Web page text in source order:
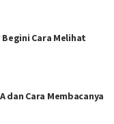
Cara Melihat
dan Cara Membacanya